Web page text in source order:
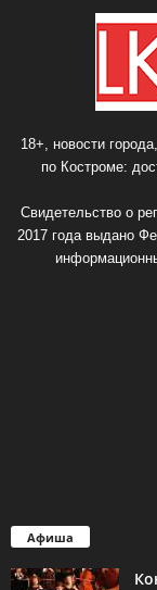
18+, новости
по Костроме:
Свидетельство о
2017 года выдано
Афиша